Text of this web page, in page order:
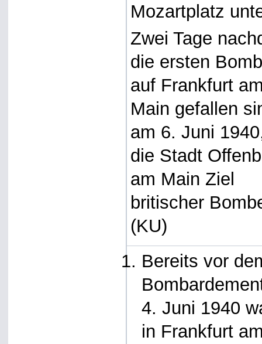
Mozartplatz
Zwei Tage
die ersten
auf Frankfurt
Main gefallen
am 6. Juni
die Stadt
am Main Ziel
britischer
(KU)
Bereits vor
4. Juni 1940
in Frankfurt